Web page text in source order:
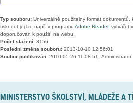
Typ souboru:Univerzálně použitelný formát dokumentů,
tisknout jej lze např. v programu Adobe Reader, vytvářet
doporučován k použití na webu.
Počet stažení:3156
Poslední změna souboru:2013-10-10 12:56:01
Soubor publikován:2010-05-26 11:08:51, Administrator
MINISTERSTVO ŠKOLSTVÍ, MLÁDEŽE A